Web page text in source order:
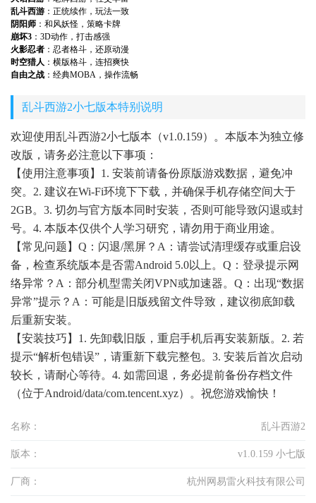
乱斗西游 ：正统续作，玩法一致
阴阳师 ：和风妖怪，策略卡牌
崩坏3 ：3D动作，打击感强
火影忍者 ：忍者格斗，还原动漫
时空猎人 ：横版格斗，连招爽快
自由之战 ：经典MOBA，操作流畅
乱斗西游2小七版本特别说明
欢迎使用乱斗西游2小七版本（v1.0.159）。本版本为独立修
改版，请务必注意以下事项：
【使用注意事项】1. 安装前请备份原版游戏数据，避免冲
突。2. 建议在Wi-Fi环境下下载，并确保手机存储空间大于
2GB。3. 切勿与官方版本同时安装，否则可能导致闪退或封
号。4. 本版本仅供个人学习研究，请勿用于商业用途。
【常见问题】Q：闪退/黑屏？A：请尝试清理缓存或重启设
备，检查系统版本是否需Android 5.0以上。Q：登录提示网
络异常？A：部分机型需关闭VPN或加速器。Q：出现“数据
异常”提示？A：可能是旧版残留文件导致，建议彻底卸载
后重新安装。
【安装技巧】1. 先卸载旧版，重启手机后再安装新版。2. 若
提示“解析包错误”，请重新下载完整包。3. 安装后首次启动
较长，请耐心等待。4. 如需回退，务必提前备份存档文件
（位于Android/data/com.tencent.xyz）。祝您游戏愉快！
名称： 乱斗西游2
版本： v1.0.159 小七版
厂商： 杭州网易雷火科技有限公司